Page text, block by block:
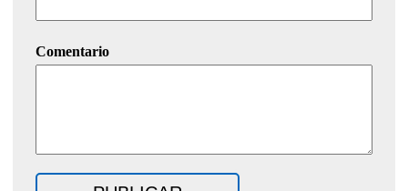
Comentario